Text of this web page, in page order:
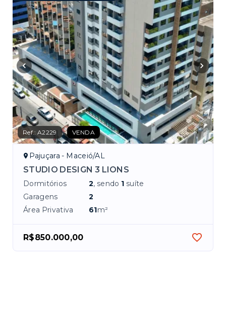
Ref.:A2229 VENDA
Pajuçara - Maceió/AL
STUDIO DESIGN 3 LIONS
Dormitórios 2, sendo 1 suíte
Garagens
2
Área Privativa
61m²
R$850.000,00